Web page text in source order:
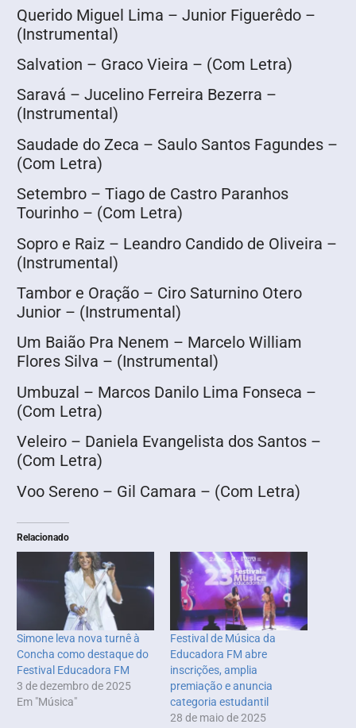
Querido Miguel Lima – Junior Figuerêdo –
(Instrumental)
Salvation – Graco Vieira – (Com Letra)
Saravá – Jucelino Ferreira Bezerra –
(Instrumental)
Saudade do Zeca – Saulo Santos Fagundes –
(Com Letra)
Setembro – Tiago de Castro Paranhos
Tourinho – (Com Letra)
Sopro e Raiz – Leandro Candido de Oliveira –
(Instrumental)
Tambor e Oração – Ciro Saturnino Otero
Junior – (Instrumental)
Um Baião Pra Nenem – Marcelo William
Flores Silva – (Instrumental)
Umbuzal – Marcos Danilo Lima Fonseca –
(Com Letra)
Veleiro – Daniela Evangelista dos Santos –
(Com Letra)
Voo Sereno – Gil Camara – (Com Letra)
Relacionado
Simone leva nova turnê à
Concha como destaque do
Festival Educadora FM
3 de dezembro de 2025
Em "Música"
Festival de Música da
Educadora FM abre
inscrições, amplia
premiação e anuncia
categoria estudantil
28 de maio de 2025